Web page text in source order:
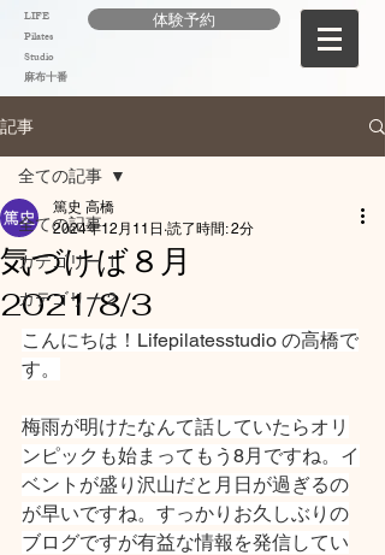
LIFE
Pilates
Studio
麻布十番
体験予約
記事
全ての記事
カテゴリー 1
カテゴリー 2
全ての記事
気づけば８月
2021/8/3
篤史 高橋
2024年12月11日 読了時間: 2分
こんにちは！Lifepilatesstudio の高橋で
す。
梅雨が明けたなんて話していたらオリ
ンピックも始まってもう8月ですね。イ
ベントが盛り沢山だと月日が過ぎるの
が早いですね。すっかりお久しぶりの
ブログですが有益な情報を発信してい